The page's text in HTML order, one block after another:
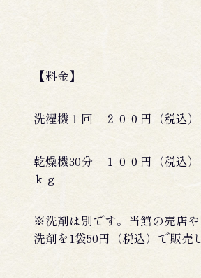
【料金】
洗濯機１回 ２００円（税込
乾燥機30分 １００円（税込
ｋｇ
※洗剤は別です。当館の売店
洗剤を1袋50円（税込）で販売